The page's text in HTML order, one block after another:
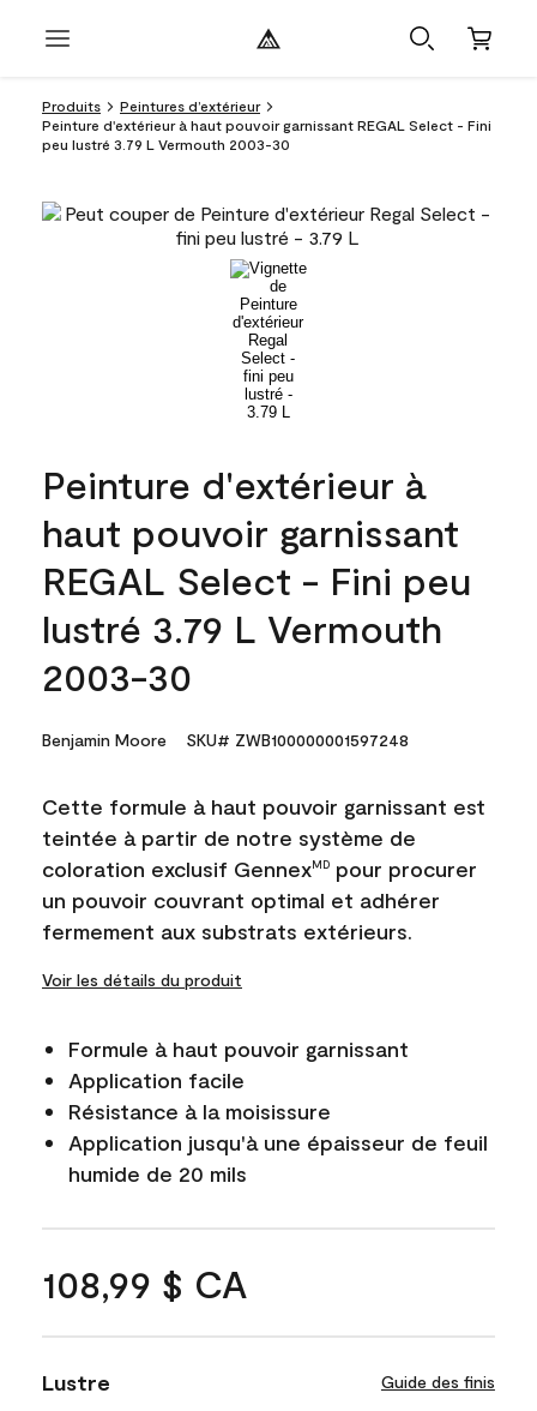
Produits
Peintures d’extérieur
Peinture d'extérieur à haut pouvoir garnissant REGAL Select - Fini
peu lustré 3.79 L Vermouth 2003-30
Peinture d'extérieur à
haut pouvoir garnissant
REGAL Select - Fini peu
lustré 3.79 L Vermouth
2003-30
Benjamin Moore SKU# ZWB100000001597248
Cette formule à haut pouvoir garnissant est
teintée à partir de notre système de
coloration exclusif GennexMD pour procurer
un pouvoir couvrant optimal et adhérer
fermement aux substrats extérieurs.
Voir les détails du produit
Formule à haut pouvoir garnissant
Application facile
Résistance à la moisissure
Application jusqu'à une épaisseur de feuil
humide de 20 mils
108,99 $ CA
Lustre Guide des finis